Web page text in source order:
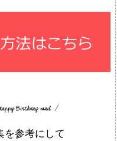
を参考にして